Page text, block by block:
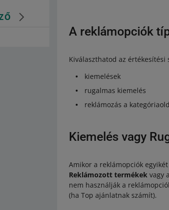
A reklámopciók
Kiválaszthatod az
kiemelések
rugalmas kiemelés
reklámozás a
Kiemelés vagy
Amikor a reklámopciók
Reklámozott termékek vagy a
nem használják a
(ha Top ajánlatnak számít).